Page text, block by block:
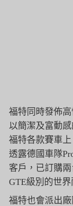
福特同時發佈高
以簡潔及富動感
福特各款賽車上
透露德國車隊
客戶， 已訂購兩
GTE級別的世界
福特也會派出